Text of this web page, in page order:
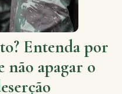
Entenda por
não apagar o